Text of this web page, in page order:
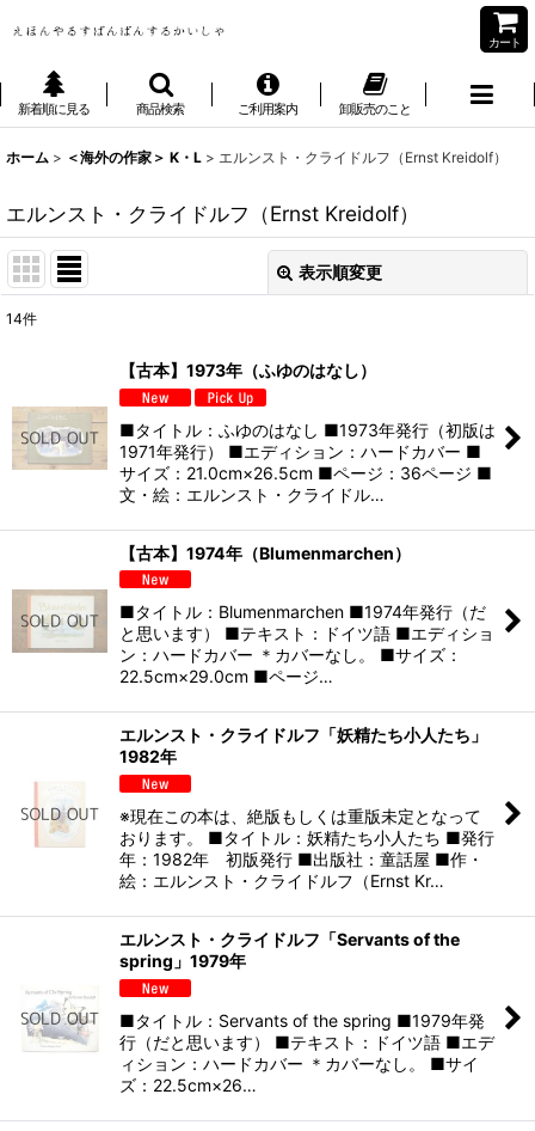
カート
新着順に見る 商品検索 ご利用案内 卸販売のこと
ホーム > ＜海外の作家＞ K・L > エルンスト・クライドルフ（Ernst Kreidolf）
エルンスト・クライドルフ（Ernst Kreidolf）
表示順変更
並び順:
絞り込む
14件
【古本】1973年（ふゆのはなし）
■タイトル：ふゆのはなし ■1973年発行（初版は
1971年発行） ■エディション：ハードカバー ■
サイズ：21.0cm×26.5cm ■ページ：36ページ ■
文・絵：エルンスト・クライドル…
【古本】1974年（Blumenmarchen）
■タイトル：Blumenmarchen ■1974年発行（だ
と思います） ■テキスト：ドイツ語 ■エディショ
ン：ハードカバー ＊カバーなし。 ■サイズ：
22.5cm×29.0cm ■ページ…
エルンスト・クライドルフ「妖精たち小人たち」
1982年
※現在この本は、絶版もしくは重版未定となって
おります。 ■タイトル：妖精たち小人たち ■発行
年：1982年 初版発行 ■出版社：童話屋 ■作・
絵：エルンスト・クライドルフ（Ernst Kr…
エルンスト・クライドルフ「Servants of the
spring」1979年
■タイトル：Servants of the spring ■1979年発
行（だと思います） ■テキスト：ドイツ語 ■エデ
ィション：ハードカバー ＊カバーなし。 ■サイ
ズ：22.5cm×26…